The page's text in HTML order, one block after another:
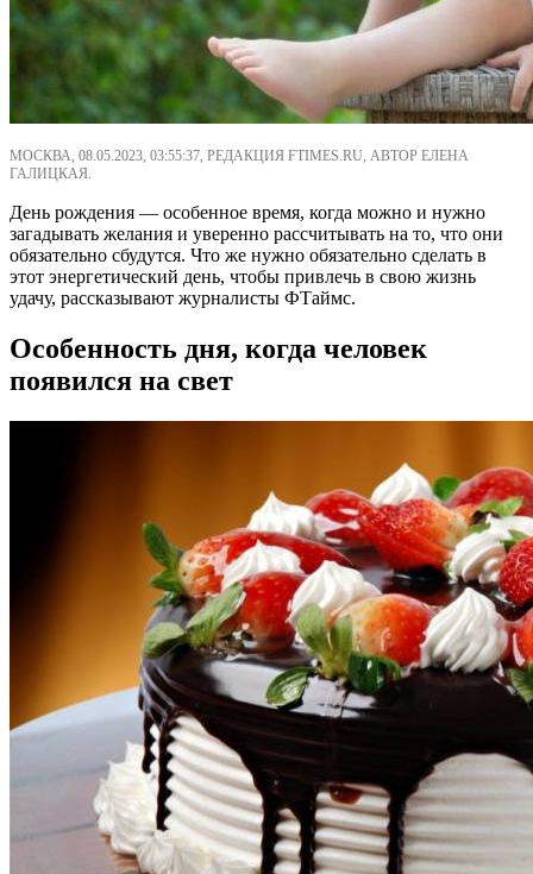
МОСКВА, 08.05.2023, 03:55:37, РЕДАКЦИЯ FTIMES.RU, АВТОР ЕЛЕНА
ГАЛИЦКАЯ.
День рождения — особенное время, когда можно и нужно
загадывать желания и уверенно рассчитывать на то, что они
обязательно сбудутся. Что же нужно обязательно сделать в
этот энергетический день, чтобы привлечь в свою жизнь
удачу, рассказывают журналисты ФТаймс.
Особенность дня, когда человек
появился на свет